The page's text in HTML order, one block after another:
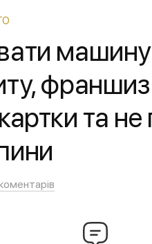
машину
та